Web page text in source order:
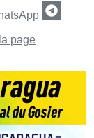
page